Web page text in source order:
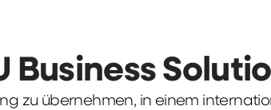
Business
zu übernehmen, in einem